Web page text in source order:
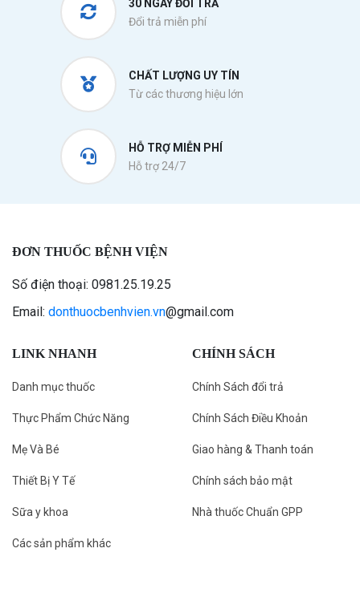
30 NGÀY ĐỔI TRẢ
Đổi trả miễn phí
CHẤT LƯỢNG UY TÍN
Từ các thương hiệu lớn
HỖ TRỢ MIỄN PHÍ
Hỗ trợ 24/7
ĐƠN THUỐC BỆNH VIỆN
Số điện thoại: 0981.25.19.25
Email: donthuocbenhvien.vn@gmail.com
LINK NHANH
Danh mục thuốc
Thực Phẩm Chức Năng
Mẹ Và Bé
Thiết Bị Y Tế
Sữa y khoa
Các sản phẩm khác
CHÍNH SÁCH
Chính Sách đổi trả
Chính Sách Điều Khoản
Giao hàng & Thanh toán
Chính sách bảo mật
Nhà thuốc Chuẩn GPP